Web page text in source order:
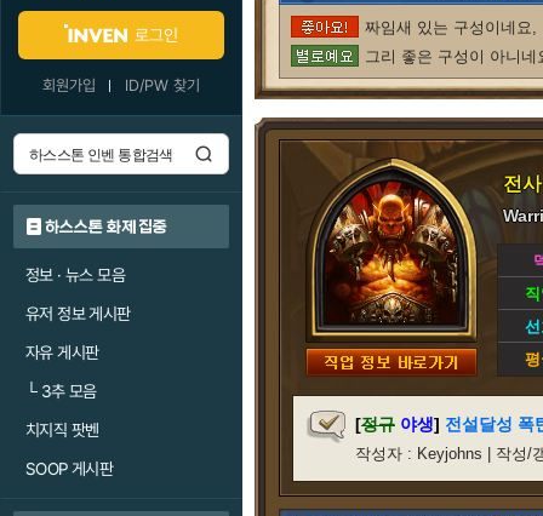
로그인
회원가입 ID/PW 찾기
하스스톤 화제 집중
정보 · 뉴스 모음
유저 정보 게시판
자유 게시판
└3추 모음
치지직 팟벤
SOOP 게시판
짜임새 있는 구성이네요,
그리 좋은 구성이 아니네
전
[정규 야생] 전설달성 폭
작성자 : Keyjohns | 작성/